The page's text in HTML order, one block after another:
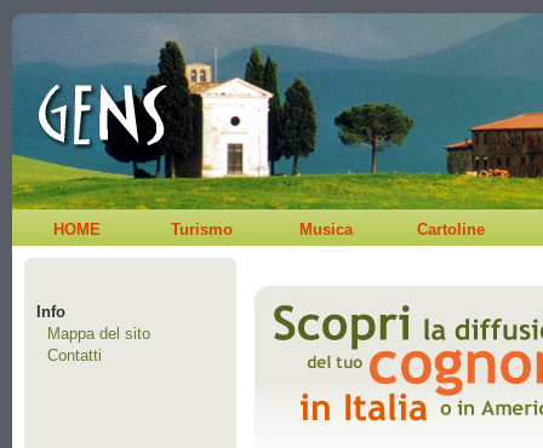
HOME Turismo Musica Cartoline
Info
Mappa del sito
Contatti